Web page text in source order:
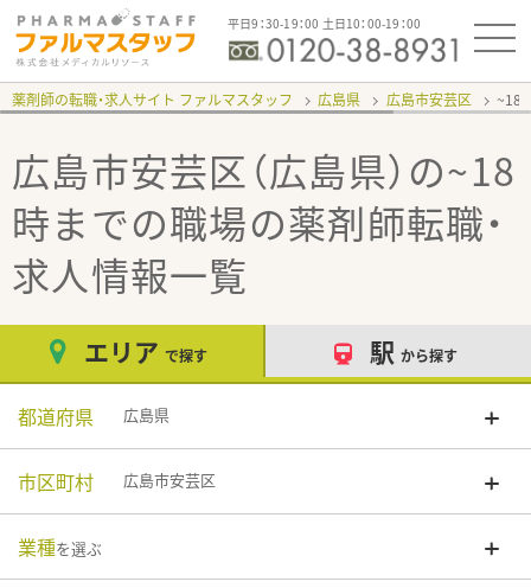
平日9：30-19：00 土日10：00-19：00
薬剤師の転職・求人サイト ファルマスタッフ 広島県 広島市安芸区 ~18
広島市安芸区（広島県）の~18
時までの職場の薬剤師転職・
求人情報一覧
エリア で探す 駅 から探す
都道府県 広島県
市区町村 広島市安芸区
業種を選ぶ